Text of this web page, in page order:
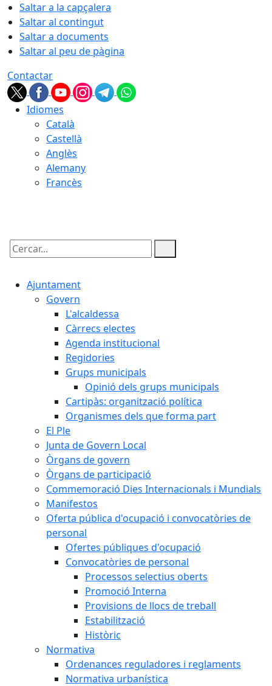
Saltar a la capçalera
Saltar al contingut
Saltar a documents
Saltar al peu de pàgina
Contactar
Idiomes
Català
Castellà
Anglès
Alemany
Francès
Cercar:
Ajuntament
Govern
L'alcaldessa
Càrrecs electes
Agenda institucional
Regidories
Grups municipals
Opinió dels grups municipals
Cartipàs: organització política
Organismes dels que forma part
El Ple
Junta de Govern Local
Òrgans de govern
Òrgans de participació
Commemoració Dies Internacionals i Mundials
Manifestos
Oferta pública d'ocupació i convocatòries de
personal
Ofertes públiques d'ocupació
Convocatòries de personal
Processos selectius oberts
Promoció Interna
Provisions de llocs de treball
Estabilització
Històric
Normativa
Ordenances reguladores i reglaments
Normativa urbanística